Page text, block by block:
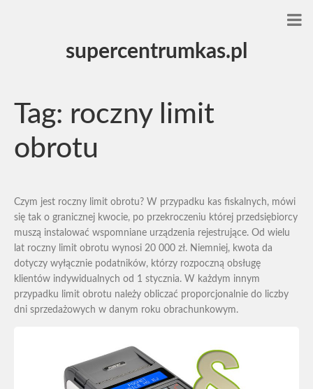
supercentrumkas.pl
Tag: roczny limit
obrotu
Czym jest roczny limit obrotu? W przypadku kas fiskalnych, mówi
się tak o granicznej kwocie, po przekroczeniu której przedsiębiorcy
muszą instalować wspomniane urządzenia rejestrujące. Od wielu
lat roczny limit obrotu wynosi 20 000 zł. Niemniej, kwota da
dotyczy wyłącznie podatników, którzy rozpoczną obsługę
klientów indywidualnych od 1 stycznia. W każdym innym
przypadku limit obrotu należy obliczać proporcjonalnie do liczby
dni sprzedażowych w danym roku obrachunkowym.